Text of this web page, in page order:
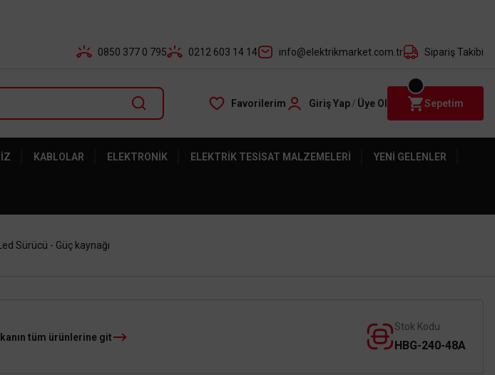
0850 377 0 795 0212 603 14 14 info@elektrikmarket.com.tr Sipariş Takibi
Favorilerim Giriş Yap/ Üye Ol Sepetim
KABLOLAR ELEKTRONIK ELEKTRIK TESISAT MALZEMELERI YENI GELENLER
Sürücü - Güç kaynağı
tüm ürünlerine git
Stok Kodu
HBG-240-48A